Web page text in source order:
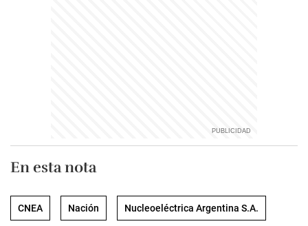
En esta nota
CNEA Nación Nucleoeléctrica Argentina S.A.